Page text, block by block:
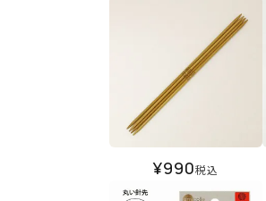
¥990税込